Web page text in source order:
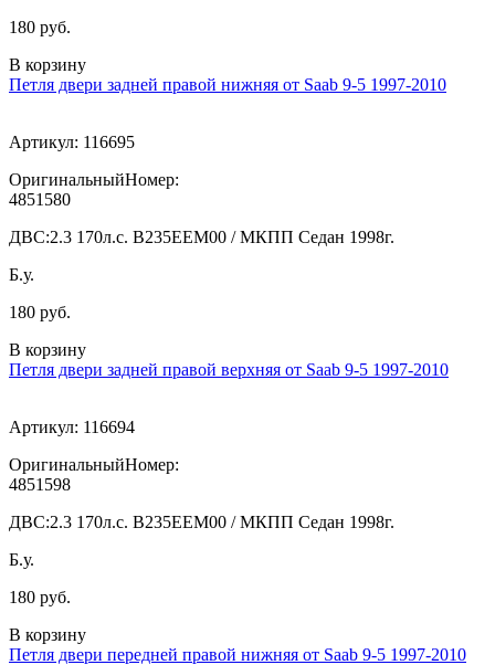
180 руб.
В корзину
Петля двери задней правой нижняя от Saab 9-5 1997-2010
Артикул: 116695
ОригинальныйНомер:
4851580
ДВС:2.3 170л.с. В235ЕЕМ00 / МКПП Седан 1998г.
Б.у.
180 руб.
В корзину
Петля двери задней правой верхняя от Saab 9-5 1997-2010
Артикул: 116694
ОригинальныйНомер:
4851598
ДВС:2.3 170л.с. В235ЕЕМ00 / МКПП Седан 1998г.
Б.у.
180 руб.
В корзину
Петля двери передней правой нижняя от Saab 9-5 1997-2010